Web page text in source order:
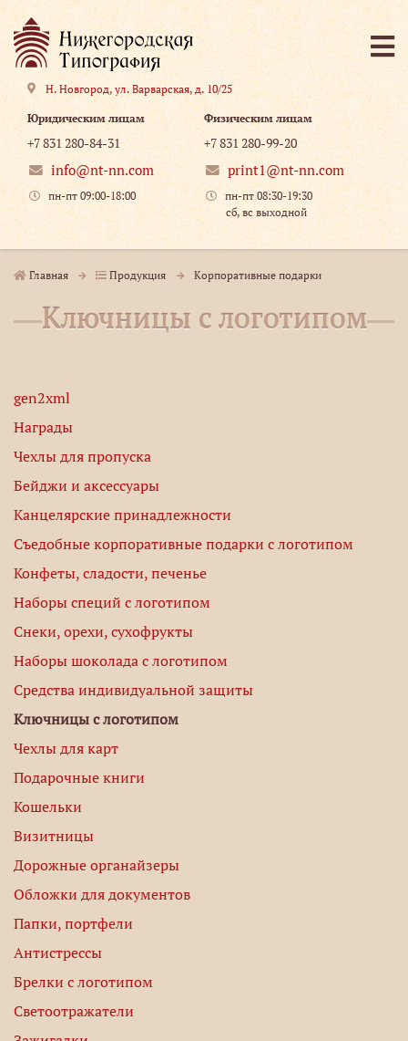
Н. Новгород, ул. Варварская, д. 10/25
Юридическим лицам
+7 831 280-84-31
info@nt-nn.com
пн-пт 09:00-18:00
Физическим лицам
+7 831 280-99-20
print1@nt-nn.com
пн-пт 08:30-19:30
сб, вс выходной
Главная Продукция Корпоративные подарки
Ключницы с логотипом
gen2xml
Награды
Чехлы для пропуска
Бейджи и аксессуары
Канцелярские принадлежности
Съедобные корпоративные подарки с логотипом
Конфеты, сладости, печенье
Наборы специй с логотипом
Снеки, орехи, сухофрукты
Наборы шоколада с логотипом
Средства индивидуальной защиты
Ключницы с логотипом
Чехлы для карт
Подарочные книги
Кошельки
Визитницы
Дорожные органайзеры
Обложки для документов
Папки, портфели
Антистрессы
Брелки с логотипом
Светоотражатели